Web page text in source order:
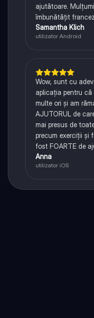
ajutătoare.
îmbunătățit
Samantha Klich
utilizator Android
Wow, sunt cu
aplicația pentru
multe ori și am
AJUTORUL de
mai presus de
precum exerciții și
fost FOARTE de
Anna
utilizator iOS